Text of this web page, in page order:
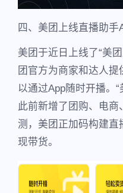
四、美团上线直播助手
美团于近日上线了“美
团官方为商家和达人
以通过App随时开播。
此前新增了团购、电
测，美团正加码构建
现带货。